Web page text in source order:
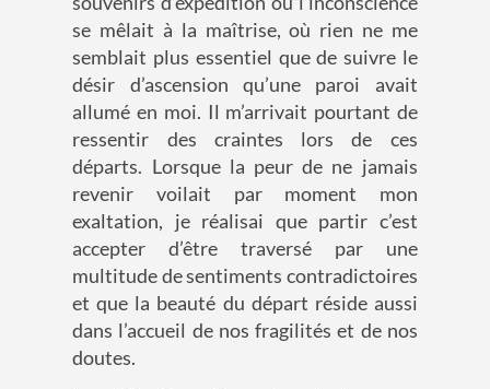
se mêlait à la maîtrise, où rien ne me
semblait plus essentiel que de suivre le
désir d’ascension qu’une paroi avait
allumé en moi. Il m’arrivait pourtant de
ressentir des craintes lors de ces
départs. Lorsque la peur de ne jamais
revenir voilait par moment mon
exaltation, je réalisai que partir c’est
accepter d’être traversé par une
multitude de sentiments contradictoires
et que la beauté du départ réside aussi
dans l’accueil de nos fragilités et de nos
doutes.